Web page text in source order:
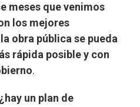
meses que venimos
los mejores
obra pública se pueda
rápida posible y con
.
un plan de